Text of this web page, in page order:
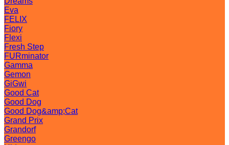
Eva
FELIX
Fiory
Flexi
Fresh Step
FURminator
Gamma
Gemon
GiGwi
Good Cat
Good Dog
Good Dog&amp;Cat
Grand Prix
Grandorf
Greengo